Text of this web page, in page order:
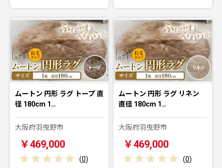
ムートン 円形 ラグ トープ 直
径 180cm 1…
大阪府羽曳野市
￥469,000
(0)
ムートン 円形 ラグ リネン
直径 180cm 1…
大阪府羽曳野市
￥469,000
(0)